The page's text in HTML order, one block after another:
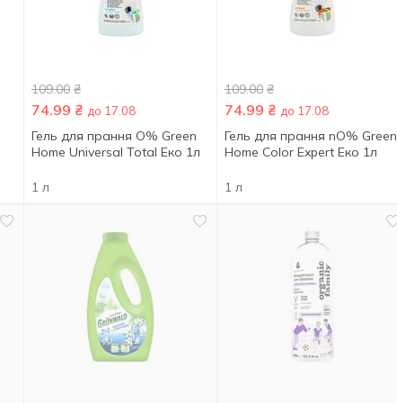
109.00 ₴
74.99 ₴ до 17.08
Гель для прання O% Green
Home Universal Total Еко 1л
1 л
109.00 ₴
74.99 ₴ до 17.08
Гель для прання nO% Green
Home Color Expert Еко 1л
1 л